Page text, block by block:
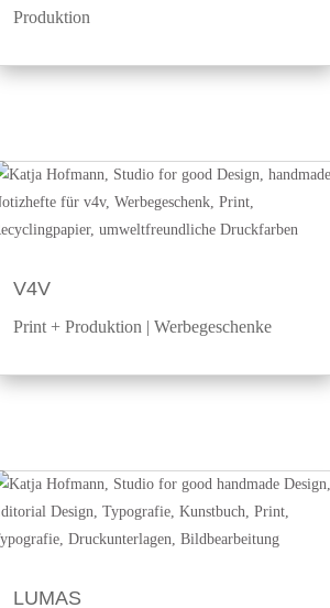
Produktion
V4V
Print + Produktion |Werbegeschenke
LUMAS